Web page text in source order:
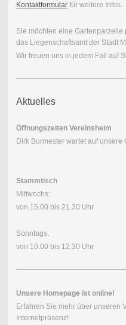
Kontaktformularfür weitere Infos.
Sie möchten eine
das Liegenschaftsamt der Stadt
Wir freuen uns in jedem Fall auf
Aktuelles
Öffnungszeiten Vereinsheim
Dirk Burmester wartet auf unsere
Stammtisch
Mittwochs:
von 15.00 bis 21.30 Uhr
Sonntags:
von 10.00 bis 12.30 Uhr
Unsere Homepage ist online!
Erfahren Sie mehr über unseren
Internetpräsenz!